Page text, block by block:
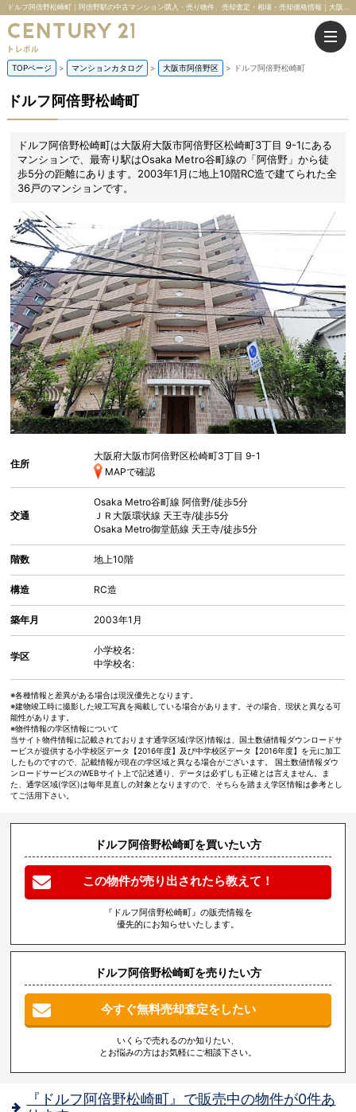
TOPページ マンションカタログ 大阪市阿倍野区 ドルフ阿倍野松崎町
ドルフ阿倍野松崎町
ドルフ阿倍野松崎町は大阪府大阪市阿倍野区松崎町3丁目 9-1にある
マンションで、最寄り駅はOsaka Metro谷町線の「阿倍野」から徒
歩5分の距離にあります。2003年1月に地上10階RC造で建てられた全
36戸のマンションです。
住所
大阪府大阪市阿倍野区松崎町3丁目 9-1
MAPで確認
交通
Osaka Metro谷町線阿倍野/徒歩5分
ＪＲ大阪環状線 天王寺/徒歩5分
Osaka Metro御堂筋線 天王寺/徒歩5分
階数 地上10階
構造 RC造
築年月 2003年1月
学区
小学校名:
中学校名:
※各種情報と差異がある場合は現況優先となります。
※建物竣工時に撮影した竣工写真を掲載している場合があります。その場合、現状と異なる可
能性があります。
※物件情報の学区情報について
当サイト物件情報に記載されております通学区域(学区)情報は、国土数値情報ダウンロードサ
ービスが提供する小学校区データ【2016年度】及び中学校区データ【2016年度】を元に加工
したものですので、記載情報が現在の学区域と異なる場合がございます。 国土数値情報ダウ
ンロードサービスのWEBサイト上で記述通り、データは必ずしも正確とは言えません。ま
た、通学区域(学区)は毎年見直しの対象となりますので、そちらを踏まえ学区情報は参考とし
てご活用下さい。
ドルフ阿倍野松崎町を買いたい方
この物件が売り出されたら教えて！
『ドルフ阿倍野松崎町』の販売情報を
優先的にお知らせいたします。
ドルフ阿倍野松崎町を売りたい方
今すぐ無料売却査定をしたい
いくらで売れるのか知りたい、
とお悩みの方はお気軽にご相談下さい。
『ドルフ阿倍野松崎町』で販売中の物件が0件あ